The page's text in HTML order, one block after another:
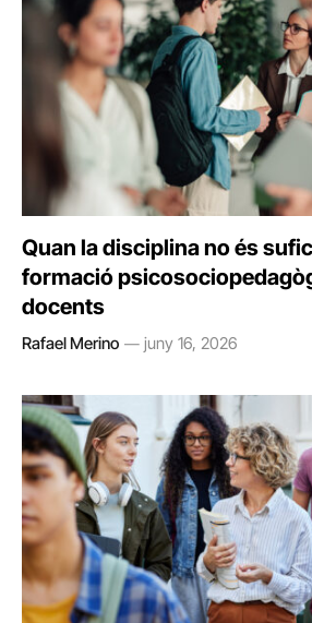
Quan la disciplina no és
formació
docents
Rafael Merino juny 16, 2026